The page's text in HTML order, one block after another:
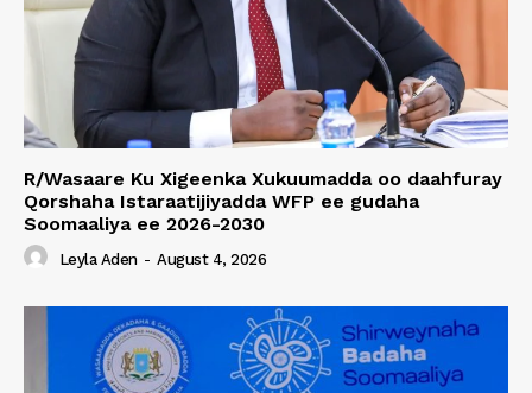
R/Wasaare Ku Xigeenka Xukuumadda oo daahfuray
Qorshaha Istaraatijiyadda WFP ee gudaha
Soomaaliya ee 2026-2030
Leyla Aden - August 4, 2026